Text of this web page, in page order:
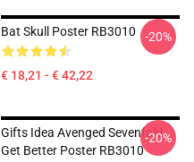
Bat Skull Poster RB3010
€ 18,21 - € 42,22
-20%
Gifts Idea Avenged Sevenfold
Get Better Poster RB3010
-20%